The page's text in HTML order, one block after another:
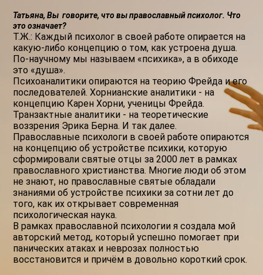
Татьяна, Вы говорите, что вы православный психолог. Что
это означает?
Т.Ж.: Каждый психолог в своей работе опирается на
какую-либо концепцию о том, как устроена душа.
По-научному мы называем «психика», а в обиходе
это «душа».
Психоаналитики опираются на теорию Фрейда и его
последователей. Хорнианские аналитики - на
концепцию Карен Хорни, ученицы Фрейда.
Транзактные аналитики - на теоретические
воззрения Эрика Берна. И так далее.
Православные психологи в своей работе опираются
на концепцию об устройстве психики, которую
сформировали святые отцы за 2000 лет в рамках
православного христианства. Многие люди об этом
не знают, но православные святые обладали
знаниями об устройстве психики за сотни лет до
того, как их открывает современная
психологическая наука.
В рамках православной психологии я создала мой
авторский метод, который успешно помогает при
панических атаках и неврозах полностью
восстановится и причём в довольно короткий срок.